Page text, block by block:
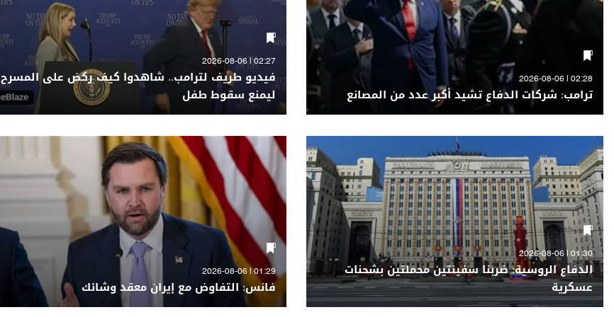
02:28 | 2026-08-06
ترامب: شركات الدفاع تشيد أكبر عدد من المصانع
02:27 | 2026-08-06
فيديو طريف لترامب.. شاهدوا كيف ركض على المسرح
ليمنع سقوط طفل
01:30 | 2026-08-06
الدفاع الروسية: ضربنا سفينتين محملتين بشحنات
عسكرية
01:29 | 2026-08-06
فانس: التفاوض مع إيران معقد وشائك